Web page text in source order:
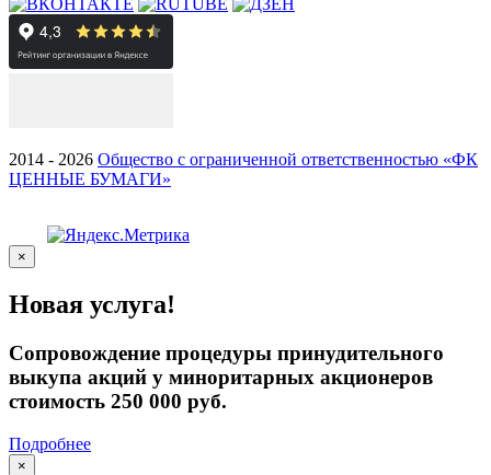
2014 - 2026 Общество с ограниченной ответственностью «ФК
ЦЕННЫЕ БУМАГИ»
×
Новая услуга!
Сопровождение процедуры принудительного
выкупа акций у миноритарных акционеров
стоимость 250 000 руб.
Подробнее
×